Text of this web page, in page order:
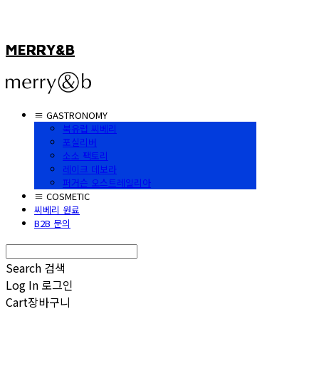
MERRY&B
≡ GASTRONOMY
북유럽 씨베리
포실리버
소소 팩토리
레이크 데보라
퍼거슨 오스트레일리아
≡ COSMETIC
씨베리 원료
B2B 문의
Search 검색
Log In 로그인
Cart장바구니